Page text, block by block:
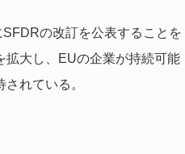
の改訂を公表することを
拡大し、EUの企業が持続可能
れている。